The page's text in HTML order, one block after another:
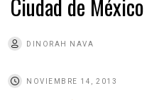
Ciudad de México
DINORAH NAVA
NOVIEMBRE 14, 2013